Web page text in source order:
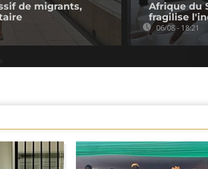
de migrants,
Afrique du
fragilise
06/08 - 18:21